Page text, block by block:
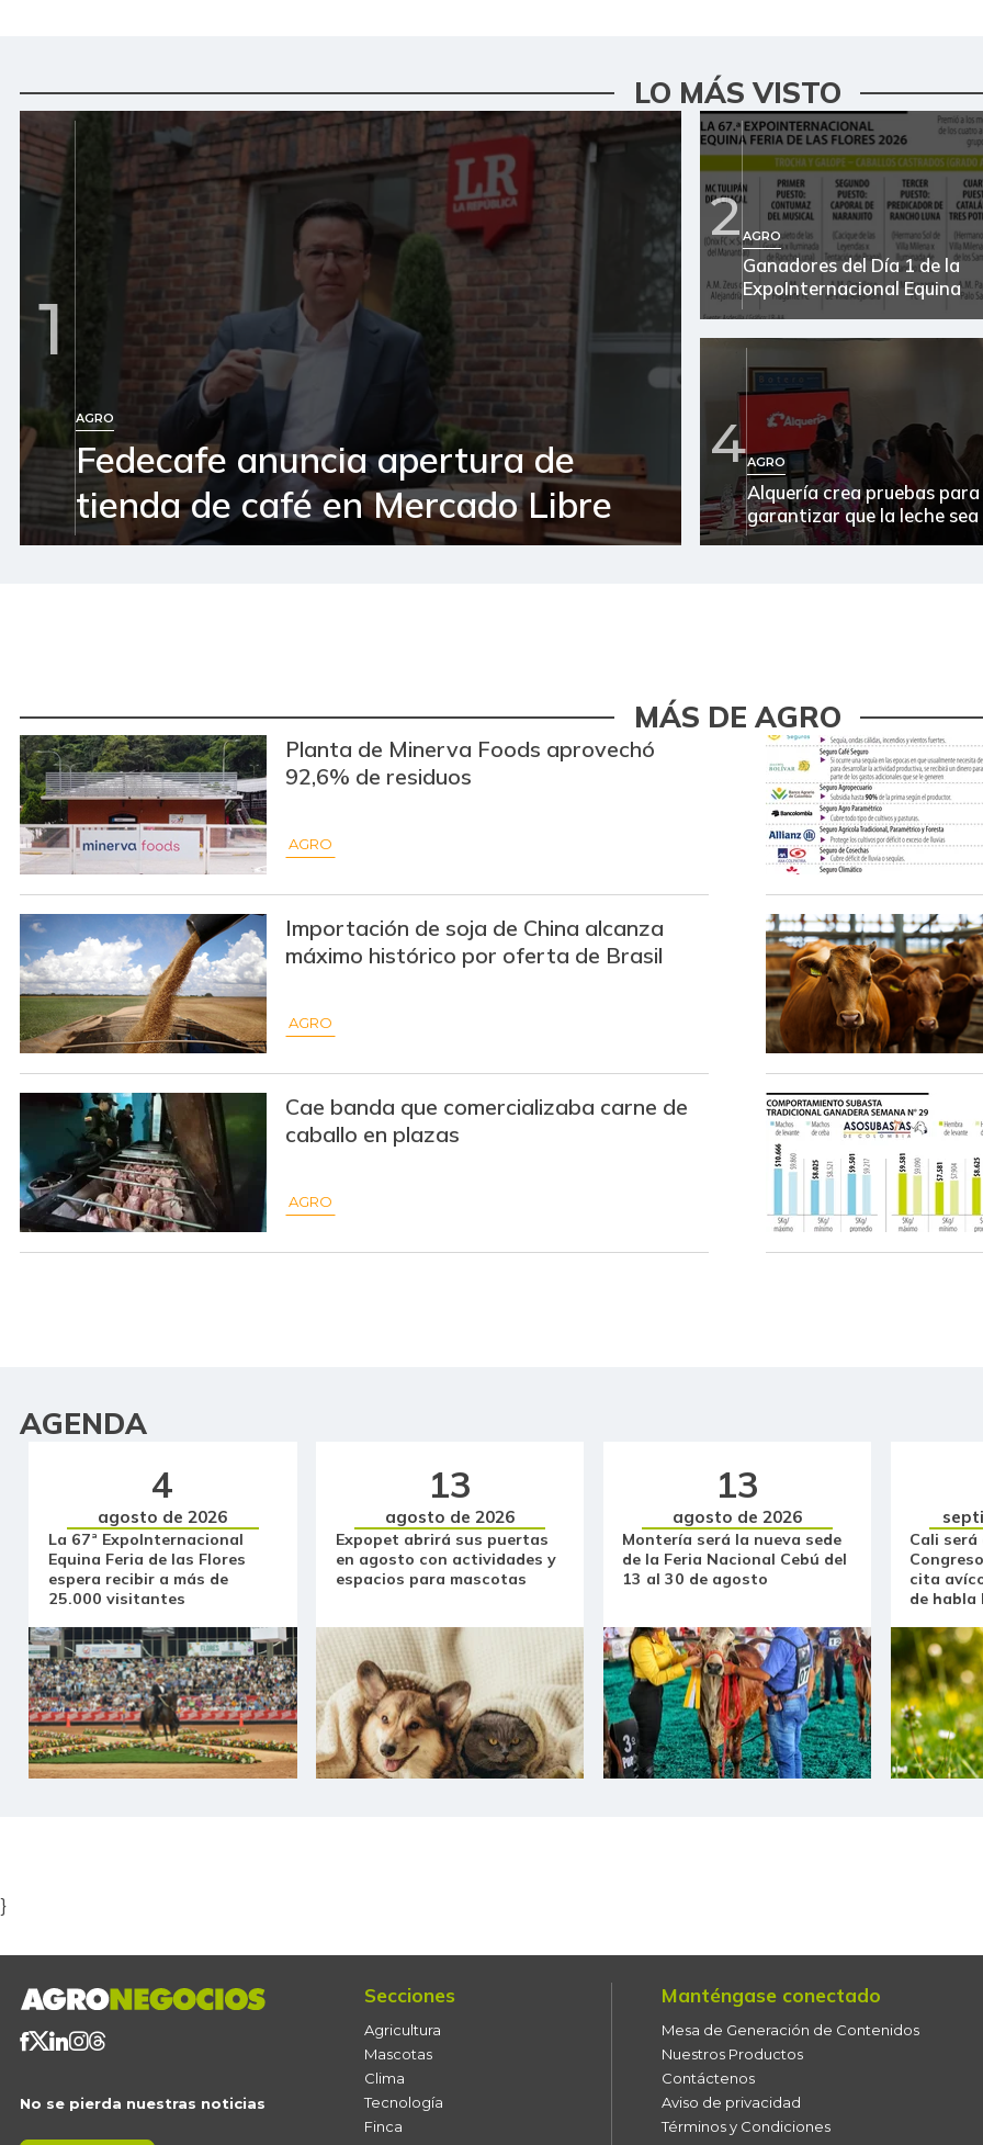
Ahuyamín
Ajo
Ají dulce
Ají topito dulce
Alas de pollo sin costillar
Almejas con concha
Almejas sin concha
Arracacha amarilla
Arracacha blanca
Arroz de primera
Arroz de segunda
Arroz excelso
Arroz sopa cristal
Arveja amarilla seca
importada
Arveja enlatada
Arveja verde
Arveja verde en vaina
Atún en lata
Azúcar refinada
Badea
Bagre rayado en postas
congelado
Bagre rayado entero
congelado
Bagre rayado entero fresco
Banano Bocadillo
Bocachico importado
Bocadillo veleño
Bola de brazo de res
LO MÁS VISTO
1
AGRO
Fedecafe anuncia apertura de
tienda de café en Mercado Libre
2AGRO
Ganadores del Día 1 de la
ExpoInternacional Equina
4AGRO
Alquería crea pruebas para
garantizar que la leche
MÁS DE AGRO
Planta de Minerva Foods aprovechó
92,6% de residuos
AGRO
Importación de soja de China alcanza
máximo histórico por oferta de Brasil
AGRO
Cae banda que comercializaba carne de
caballo en plazas
AGRO
AGENDA
4
agosto de 2026
La 67ª ExpoInternacional
Equina Feria de las Flores
espera recibir a más de
25.000 visitantes
13
agosto de 2026
Expopet abrirá sus puertas
en agosto con actividades y
espacios para mascotas
13
agosto de 2026
Montería será la nueva sede
de la Feria Nacional Cebú del
13 al 30 de agosto
Cali será
cita
de habla
}
No se pierda nuestras noticias
Secciones
Agricultura
Mascotas
Clima
Tecnología
Finca
Manténgase conectado
Mesa de Generación de Contenidos
Nuestros Productos
Contáctenos
Aviso de privacidad
Términos y Condiciones